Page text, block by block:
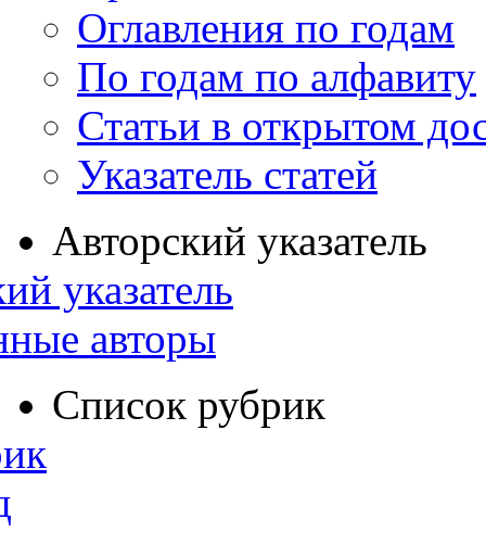
Оглавления по годам
По годам по алфавиту
Статьи в открытом
Указатель статей
Авторский указатель
указатель
авторы
Список рубрик